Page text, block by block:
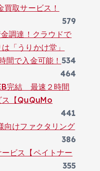
取サービス！
579
調達！クラウドで
「うりかけ堂」
534
間で入金可能！
464
完結 最速２時間
ス【QuQuMo
441
向けファクタリング
386
ビス【ペイトナー
355